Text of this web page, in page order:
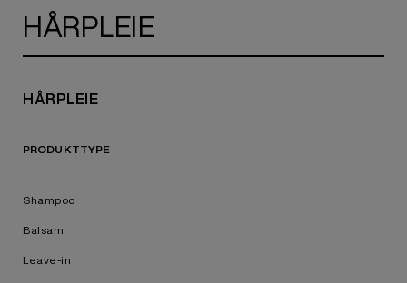
HÅRPLEIE
HÅRPLEIE
PRODUKTTYPE
Shampoo
Balsam
Leave-in